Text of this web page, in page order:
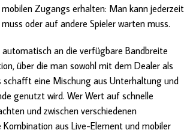
Zugangs erhalten: Man kann jederzeit
oder auf andere Spieler warten muss.
an die verfügbare Bandbreite
über die man sowohl mit dem Dealer als
schafft eine Mischung aus Unterhaltung und
genutzt wird. Wer Wert auf schnelle
und zwischen verschiedenen
aus Live-Element und mobiler